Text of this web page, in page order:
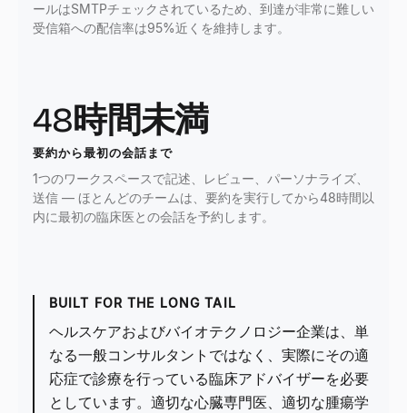
ールはSMTPチェックされているため、到達が非常に難しい
受信箱への配信率は95%近くを維持します。
48時間未満
要約から最初の会話まで
1つのワークスペースで記述、レビュー、パーソナライズ、
送信 — ほとんどのチームは、要約を実行してから48時間以
内に最初の臨床医との会話を予約します。
BUILT FOR THE LONG TAIL
ヘルスケアおよびバイオテクノロジー企業は、単
なる一般コンサルタントではなく、実際にその適
応症で診療を行っている臨床アドバイザーを必要
としています。適切な心臓専門医、適切な腫瘍学